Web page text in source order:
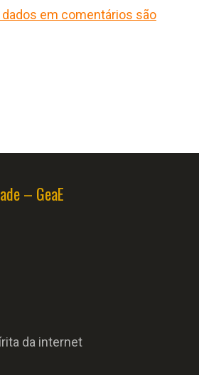
em comentários são
– GeaE
da internet